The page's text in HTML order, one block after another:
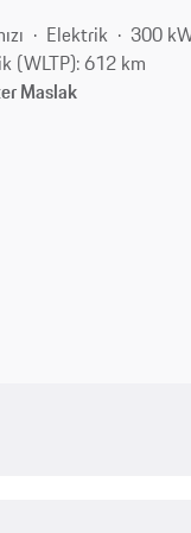
Elektrik 300
(WLTP): 612 km
Maslak